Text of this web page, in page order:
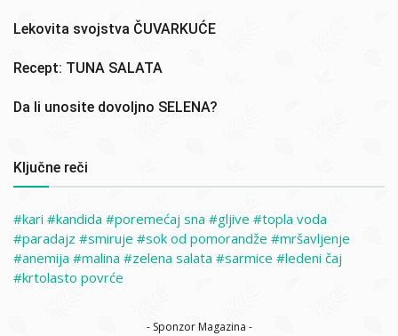
Lekovita svojstva ČUVARKUĆE
Recept: TUNA SALATA
Da li unosite dovoljno SELENA?
Ključne reči
kari kandida poremećaj sna gljive
topla voda
paradajz
smiruje sok od pomorandže
mršavljenje
anemija
malina zelena salata sarmice
ledeni čaj
krtolasto povrće
- Sponzor Magazina -